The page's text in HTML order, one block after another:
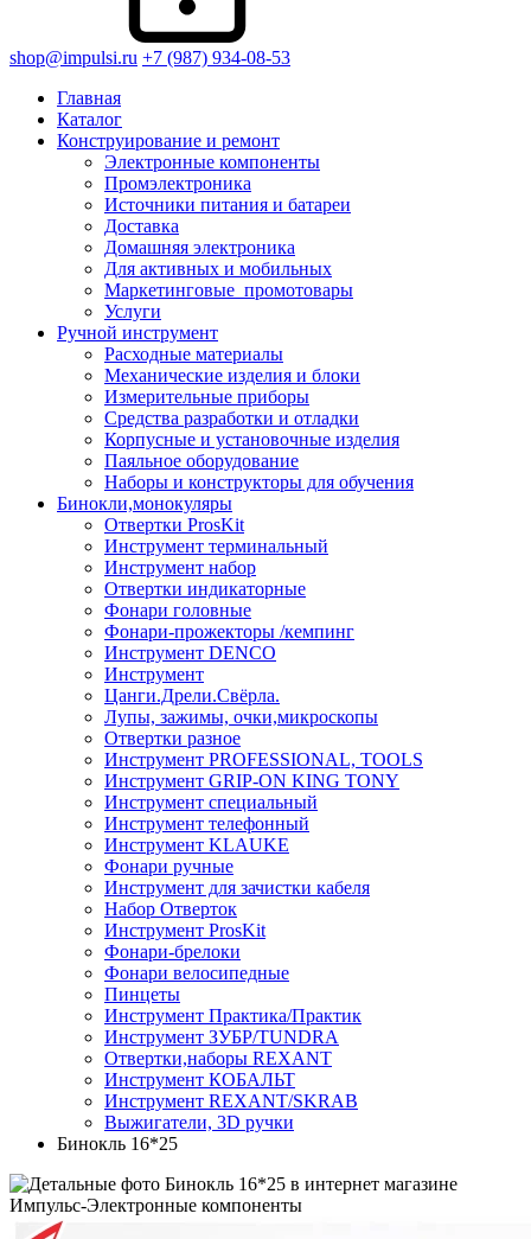
shop@impulsi.ru +7 (987) 934-08-53
Главная
Каталог
Конструирование и ремонт
Электронные компоненты
Промэлектроника
Источники питания и батареи
Доставка
Домашняя электроника
Для активных и мобильных
Маркетинговые_промотовары
Услуги
Ручной инструмент
Расходные материалы
Механические изделия и блоки
Измерительные приборы
Средства разработки и отладки
Корпусные и установочные изделия
Паяльное оборудование
Наборы и конструкторы для обучения
Бинокли,монокуляры
Отвертки ProsKit
Инструмент терминальный
Инструмент набор
Отвертки индикаторные
Фонари головные
Фонари-прожекторы /кемпинг
Инструмент DENCO
Инструмент
Цанги.Дрели.Свёрла.
Лупы, зажимы, очки,микроскопы
Отвертки разное
Инструмент PROFESSIONAL, TOOLS
Инструмент GRIP-ON KING TONY
Инструмент специальный
Инструмент телефонный
Инструмент KLAUKE
Фонари ручные
Инструмент для зачистки кабеля
Набор Отверток
Инструмент ProsKit
Фонари-брелоки
Фонари велосипедные
Пинцеты
Инструмент Практика/Практик
Инструмент ЗУБР/TUNDRA
Отвертки,наборы REXANT
Инструмент КОБАЛЬТ
Инструмент REXANT/SKRAB
Выжигатели, 3D ручки
Бинокль 16*25